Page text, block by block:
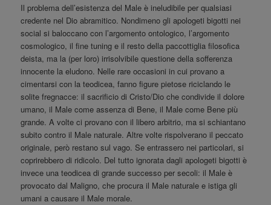
Il problema dell’esistenza del Male è ineludibile per qualsiasi
credente nel Dio abramitico. Nondimeno gli apologeti bigotti nei
social si baloccano con l’argomento ontologico, l’argomento
cosmologico, il fine tuning e il resto della paccottiglia filosofica
deista, ma la (per loro) irrisolvibile questione della sofferenza
innocente la eludono. Nelle rare occasioni in cui provano a
cimentarsi con la teodicea, fanno figure pietose riciclando le
solite fregnacce: il sacrificio di Cristo/Dio che condivide il dolore
umano, il Male come assenza di Bene, il Male come Bene più
grande. A volte ci provano con il libero arbitrio, ma si schiantano
subito contro il Male naturale. Altre volte rispolverano il peccato
originale, però restano sul vago. Se entrassero nei particolari, si
coprirebbero di ridicolo. Del tutto ignorata dagli apologeti bigotti è
invece una teodicea di grande successo per secoli: il Male è
provocato dal Maligno, che procura il Male naturale e istiga gli
umani a causare il Male morale.